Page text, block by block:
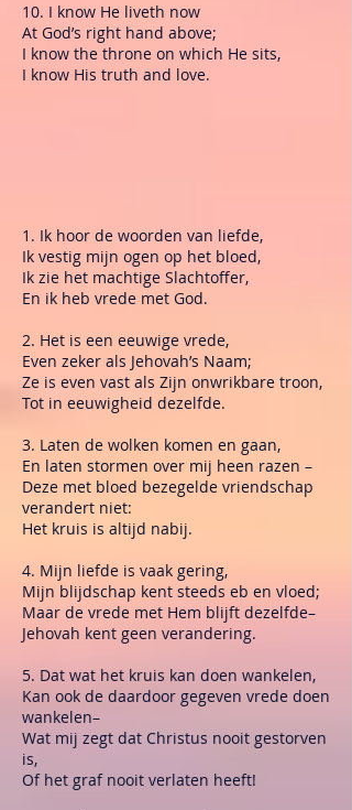
10. I know He liveth now
At God’s right hand above;
I know the throne on which He sits,
I know His truth and love.
1. Ik hoor de woorden van liefde,
Ik vestig mijn ogen op het bloed,
Ik zie het machtige Slachtoffer,
En ik heb vrede met God.
2. Het is een eeuwige vrede,
Even zeker als Jehovah’s Naam;
Ze is even vast als Zijn onwrikbare troon,
Tot in eeuwigheid dezelfde.
3. Laten de wolken komen en gaan,
En laten stormen over mij heen razen –
Deze met bloed bezegelde vriendschap
verandert niet:
Het kruis is altijd nabij.
4. Mijn liefde is vaak gering,
Mijn blijdschap kent steeds eb en vloed;
Maar de vrede met Hem blijft dezelfde–
Jehovah kent geen verandering.
5. Dat wat het kruis kan doen wankelen,
Kan ook de daardoor gegeven vrede doen
wankelen–
Wat mij zegt dat Christus nooit gestorven
is,
Of het graf nooit verlaten heeft!